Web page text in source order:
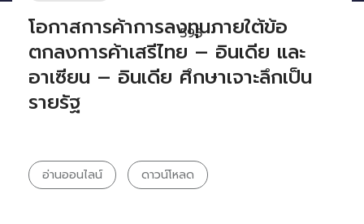
595
โอกาสการค้าการลงทุนภายใต้ข้อ
ตกลงการค้าเสรีไทย – อินเดีย และ
อาเซียน – อินเดีย ศึกษาเจาะลึกเป็น
รายรัฐ
อ่านออนไลน์ ดาวน์โหลด